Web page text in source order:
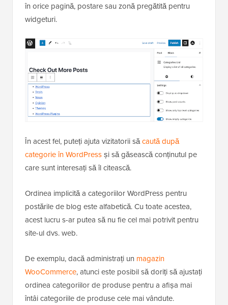
în orice pagină, postare sau zonă pregătită pentru
widgeturi.
În acest fel, puteți ajuta vizitatorii săcaută după
categorie în WordPressși să găsească conținutul pe
care sunt interesați să îl citească.
Ordinea implicită a categoriilor WordPress pentru
postările de blog este alfabetică. Cu toate acestea,
acest lucru s-ar putea să nu fie cel mai potrivit pentru
site-ul dvs. web.
De exemplu, dacă administrați un magazin
WooCommerce, atunci este posibil să doriți să ajustați
ordinea categoriilor de produse pentru a afișa mai
întâi categoriile de produse cele mai vândute.